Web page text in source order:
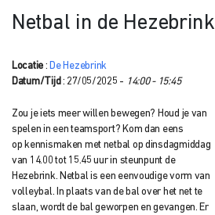
Netbal in de Hezebrink
Locatie : De Hezebrink
Datum/Tijd : 27/05/2025 - 14:00 - 15:45
Zou je iets meer willen bewegen? Houd je van
spelen in een teamsport? Kom dan eens
op kennismaken met netbal op dinsdagmiddag
van 14.00 tot 15.45 uur in steunpunt de
Hezebrink. Netbal is een eenvoudige vorm van
volleybal. I n plaats van de bal over het net te
slaan, wordt de bal geworpen en gevangen. Er